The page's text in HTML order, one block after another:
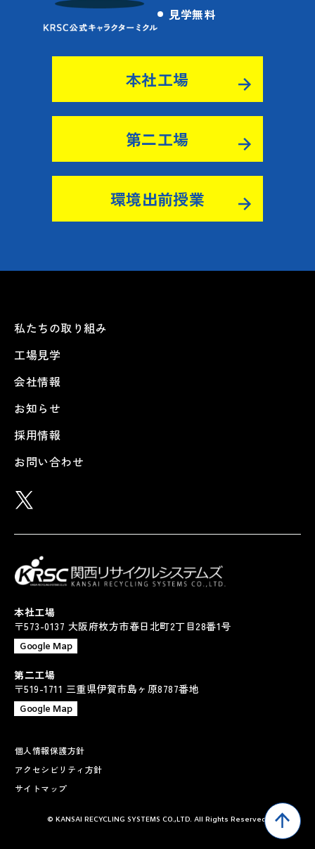
見学無料
本社工場
第二工場
環境出前授業
私たちの取り組み
工場見学
会社情報
お知らせ
採用情報
お問い合わせ
本社工場
〒573-0137 大阪府枚方市春日北町2丁目28番1号
Google Map
第二工場
〒519-1711 三重県伊賀市島ヶ原8787番地
Google Map
個人情報保護方針
アクセシビリティ方針
サイトマップ
© KANSAI RECYCLING SYSTEMS CO.,LTD. All Rights Reserved.